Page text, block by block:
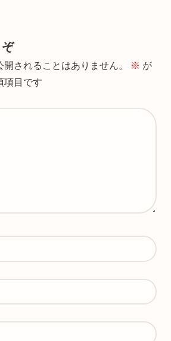
開されることはありません。 ※ が
項目です